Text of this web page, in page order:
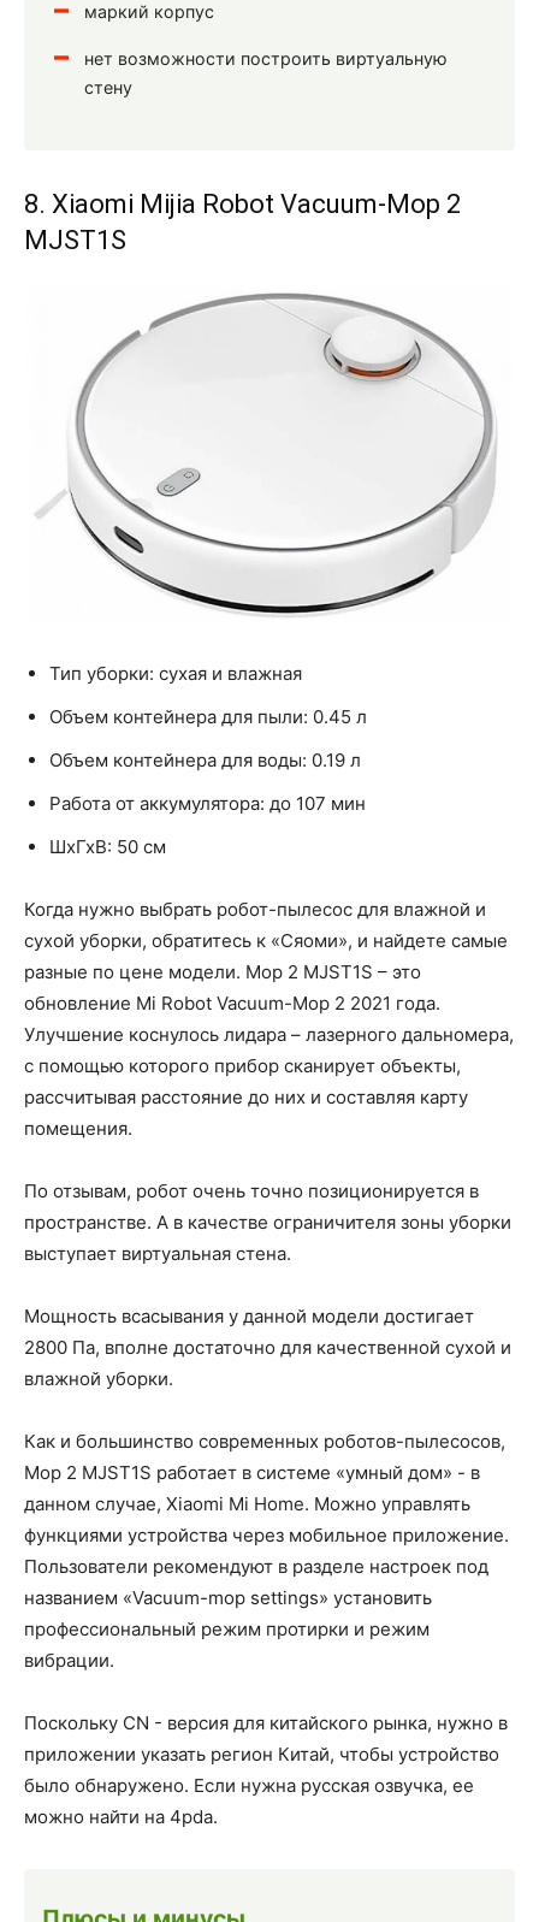
маркий корпус
нет возможности построить виртуальную
стену
8. Xiaomi Mijia Robot Vacuum-Mop 2
MJST1S
Тип уборки: сухая и влажная
Объем контейнера для пыли: 0.45 л
Объем контейнера для воды: 0.19 л
Работа от аккумулятора: до 107 мин
ШхГхВ: 50 см
Когда нужно выбрать робот-пылесос для влажной и
сухой уборки, обратитесь к «Сяоми», и найдете самые
разные по цене модели. Mop 2 MJST1S – это
обновление Mi Robot Vacuum-Mop 2 2021 года.
Улучшение коснулось лидара – лазерного дальномера,
с помощью которого прибор сканирует объекты,
рассчитывая расстояние до них и составляя карту
помещения.
По отзывам, робот очень точно позиционируется в
пространстве. А в качестве ограничителя зоны уборки
выступает виртуальная стена.
Мощность всасывания у данной модели достигает
2800 Па, вполне достаточно для качественной сухой и
влажной уборки.
Как и большинство современных роботов-пылесосов,
Mop 2 MJST1S работает в системе «умный дом» - в
данном случае, Xiaomi Mi Home. Можно управлять
функциями устройства через мобильное приложение.
Пользователи рекомендуют в разделе настроек под
названием «Vacuum-mop settings» установить
профессиональный режим протирки и режим
вибрации.
Поскольку CN - версия для китайского рынка, нужно в
приложении указать регион Китай, чтобы устройство
было обнаружено. Если нужна русская озвучка, ее
можно найти на 4pda.